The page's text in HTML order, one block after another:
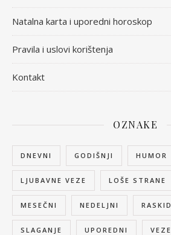
Natalna karta i uporedni horoskop
Pravila i uslovi korištenja
Kontakt
OZNAKE
DNEVNI GODIŠNJI HUMOR
LJUBAVNE VEZE LOŠE STRANE
MESEČNI NEDELJNI RASKID
SLAGANJE UPOREDNI VEZE